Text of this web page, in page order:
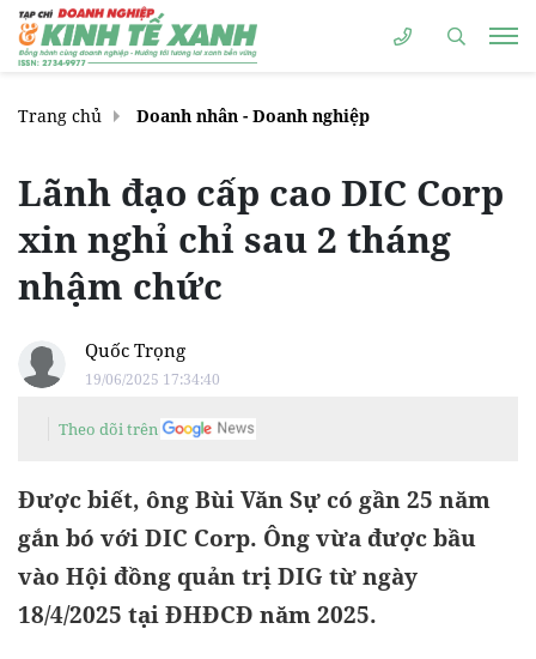
Trang chủ Doanh nhân - Doanh nghiệp
Lãnh đạo cấp cao DIC Corp
xin nghỉ chỉ sau 2 tháng
nhậm chức
Quốc Trọng
19/06/2025 17:34:40
Theo dõi trên
Được biết, ông Bùi Văn Sự có gần 25 năm
gắn bó với DIC Corp. Ông vừa được bầu
vào Hội đồng quản trị DIG từ ngày
18/4/2025 tại ĐHĐCĐ năm 2025.